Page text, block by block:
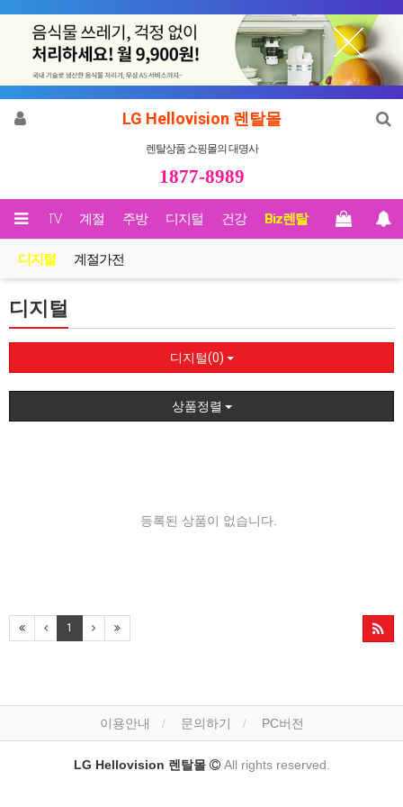
LG Hellovision 렌탈몰
렌탈상품 쇼핑몰의 대명사
1877-8989
영상/TV 계절 주방 디지털 건강 Biz렌탈
디지털 계절가전
디지털
디지털(0)
상품정렬
등록된 상품이 없습니다.
1
이용안내 문의하기 PC버전
LG Hellovision 렌탈몰 All rights reserved.